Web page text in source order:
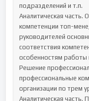
подразделений и т.п.
Аналитическая часть.
компетенции топ-
руководителей
соответствия
особенностям работы
Решение
профессиональные
организации по трем
Аналитическая часть.